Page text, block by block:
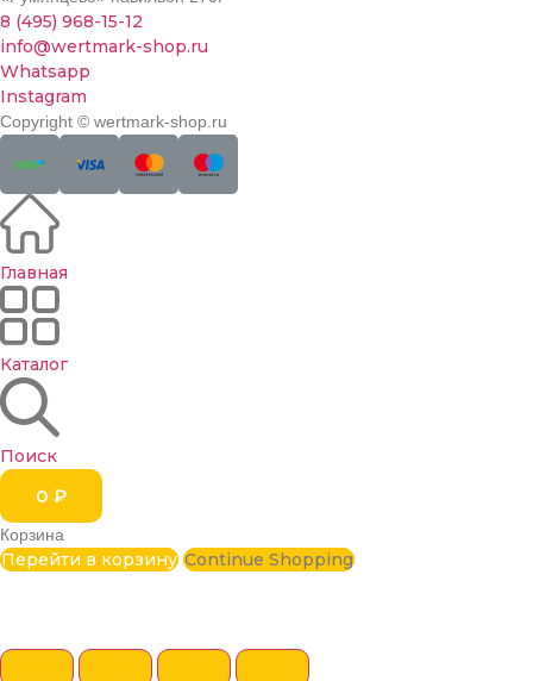
8 (495) 968-15-12
info@wertmark-shop.ru
Whatsapp
Instagram
Copyright © wertmark-shop.ru
Главная
Каталог
Поиск
0 ₽
Корзина
Перейти в корзину Continue Shopping